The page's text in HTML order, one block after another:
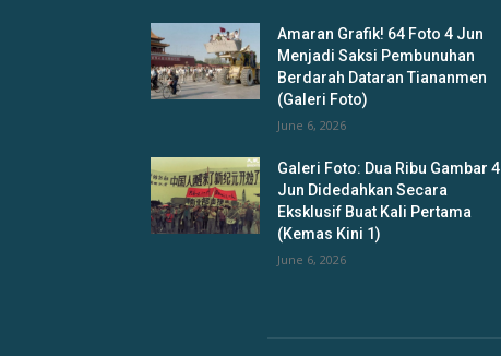
Amaran Grafik! 64 Foto 4 Jun
Menjadi Saksi Pembunuhan
Berdarah Dataran Tiananmen
(Galeri Foto)
June 6, 2026
Galeri Foto: Dua Ribu Gambar 4
Jun Didedahkan Secara
Eksklusif Buat Kali Pertama
(Kemas Kini 1)
June 6, 2026